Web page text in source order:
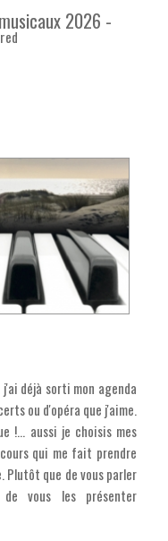
2026 -
déjà sorti mon agenda
ou d'opéra que j'aime.
!... aussi je choisis mes
qui me fait prendre
Plutôt que de vous parler
vous les présenter